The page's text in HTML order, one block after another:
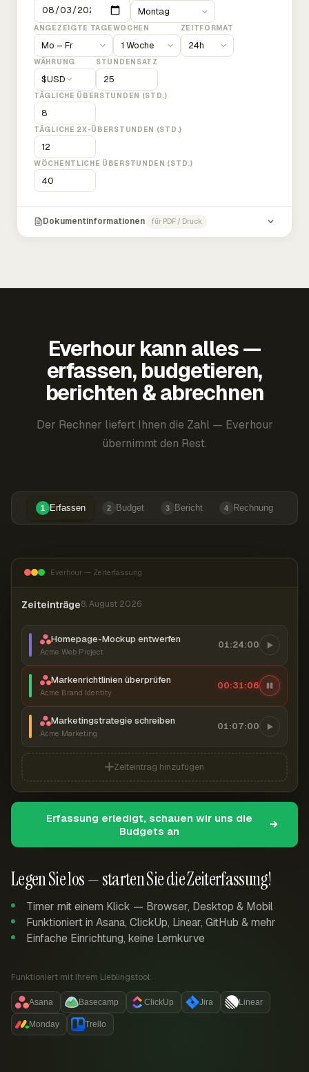
ANGEZEIGTE TAGEWOCHEN ZEITFORMAT
WÄHRUNG
$USD
STUNDENSATZ
TÄGLICHE ÜBERSTUNDEN (STD.)
TÄGLICHE 2X-ÜBERSTUNDEN (STD.)
WÖCHENTLICHE ÜBERSTUNDEN (STD.)
Dokumentinformationen für PDF / Druck
Everhour kann alles —
erfassen, budgetieren,
berichten & abrechnen
Der Rechner liefert Ihnen die Zahl — Everhour
übernimmt den Rest.
1 Erfassen 2 Budget 3 Bericht 4 Rechnung
Legen Sie los — starten Sie die Zeiterfassung!
Timer mit einem Klick — Browser, Desktop & Mobil
Funktioniert in Asana, ClickUp, Linear, GitHub & mehr
Einfache Einrichtung, keine Lernkurve
Funktioniert mit Ihrem Lieblingstool:
Asana Basecamp ClickUp Jira Linear
Monday Trello
Everhour — Zeiterfassung
Zeiteinträge8. August 2026
Homepage-Mockup entwerfen
Acme Web Project
01:24:00
Markenrichtlinien überprüfen
Acme Brand Identity
00:31:07
Marketingstrategie schreiben
Acme Marketing
01:07:00
Zeiteintrag hinzufügen
Erfassung erledigt, schauen wir uns die
Budgets an